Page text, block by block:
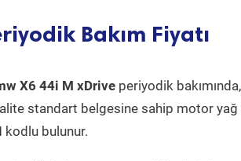
Bakım Fiyatı
X6 44i M xDrive periyodik
standart belgesine sahip motor
kodlu bulunur.